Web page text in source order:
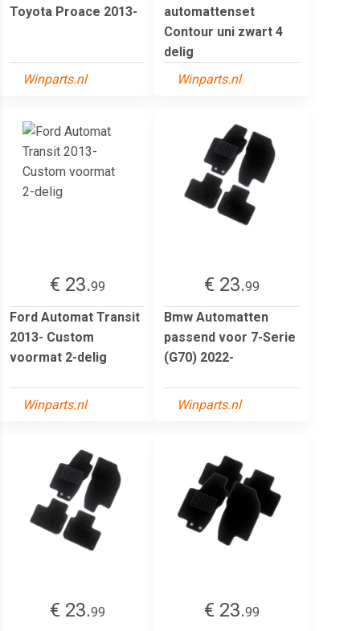
Toyota Proace 2013-
Winparts.nl
automattenset
Contour uni zwart 4
delig
Winparts.nl
€ 23.99
Ford Automat Transit
2013- Custom
voormat 2-delig
Winparts.nl
€ 23.99
Bmw Automatten
passend voor 7-Serie
(G70) 2022-
Winparts.nl
€ 23.99 € 23.99